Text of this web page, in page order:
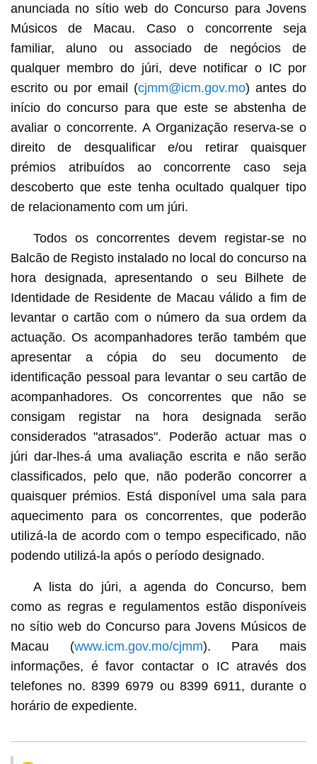
anunciada no sítio web do Concurso para Jovens
Músicos de Macau. Caso o concorrente seja
familiar, aluno ou associado de negócios de
qualquer membro do júri, deve notificar o IC por
escrito ou por email (cjmm@icm.gov.mo) antes do
início do concurso para que este se abstenha de
avaliar o concorrente. A Organização reserva-se o
direito de desqualificar e/ou retirar quaisquer
prémios atribuídos ao concorrente caso seja
descoberto que este tenha ocultado qualquer tipo
de relacionamento com um júri.
Todos os concorrentes devem registar-se no
Balcão de Registo instalado no local do concurso na
hora designada, apresentando o seu Bilhete de
Identidade de Residente de Macau válido a fim de
levantar o cartão com o número da sua ordem da
actuação. Os acompanhadores terão também que
apresentar a cópia do seu documento de
identificação pessoal para levantar o seu cartão de
acompanhadores. Os concorrentes que não se
consigam registar na hora designada serão
considerados "atrasados". Poderão actuar mas o
júri dar-lhes-á uma avaliação escrita e não serão
classificados, pelo que, não poderão concorrer a
quaisquer prémios. Está disponível uma sala para
aquecimento para os concorrentes, que poderão
utilizá-la de acordo com o tempo especificado, não
podendo utilizá-la após o período designado.
A lista do júri, a agenda do Concurso, bem
como as regras e regulamentos estão disponíveis
no sítio web do Concurso para Jovens Músicos de
Macau (www.icm.gov.mo/cjmm). Para mais
informações, é favor contactar o IC através dos
telefones no. 8399 6979 ou 8399 6911, durante o
horário de expediente.